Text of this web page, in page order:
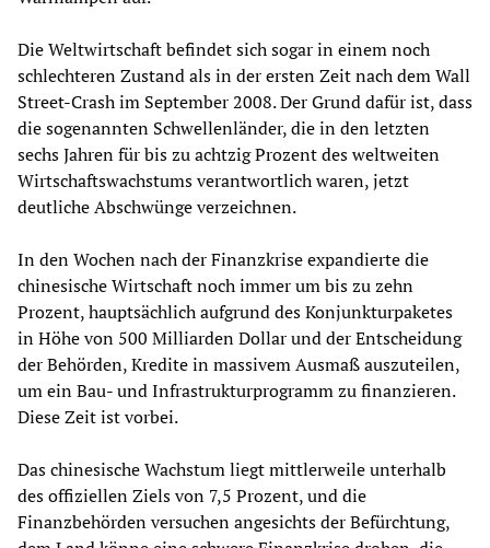
Die Weltwirtschaft befindet sich sogar in einem noch
schlechteren Zustand als in der ersten Zeit nach dem Wall
Street-Crash im September 2008. Der Grund dafür ist, dass
die sogenannten Schwellenländer, die in den letzten
sechs Jahren für bis zu achtzig Prozent des weltweiten
Wirtschaftswachstums verantwortlich waren, jetzt
deutliche Abschwünge verzeichnen.
In den Wochen nach der Finanzkrise expandierte die
chinesische Wirtschaft noch immer um bis zu zehn
Prozent, hauptsächlich aufgrund des Konjunkturpaketes
in Höhe von 500 Milliarden Dollar und der Entscheidung
der Behörden, Kredite in massivem Ausmaß auszuteilen,
um ein Bau- und Infrastrukturprogramm zu finanzieren.
Diese Zeit ist vorbei.
Das chinesische Wachstum liegt mittlerweile unterhalb
des offiziellen Ziels von 7,5 Prozent, und die
Finanzbehörden versuchen angesichts der Befürchtung,